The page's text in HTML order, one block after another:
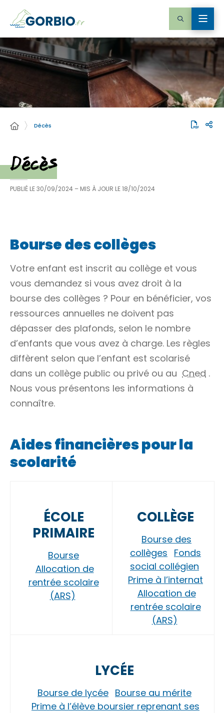
Décès
Décès
PUBLIÉ LE30/09/2024 – MIS À JOUR LE18/10/2024
Bourse des collèges
Votre enfant est inscrit au collège et vous
vous demandez si vous avez droit à la
bourse des collèges ? Pour en bénéficier, vos
ressources annuelles ne doivent pas
dépasser des plafonds, selon le nombre
d’enfants que vous avez à charge. Les règles
diffèrent selon que l’enfant est scolarisé
dans un collège public ou privé ou au Cned .
Nous vous présentons les informations à
connaître.
Aides financières pour la
scolarité
ÉCOLE
PRIMAIRE
Bourse
Allocation de
rentrée scolaire
(ARS)
COLLÈGE
Bourse des
collèges Fonds
social collégien
Prime à l’internat
Allocation de
rentrée scolaire
(ARS)
LYCÉE
Bourse de lycée Bourse au mérite
Prime à l’élève boursier reprenant ses